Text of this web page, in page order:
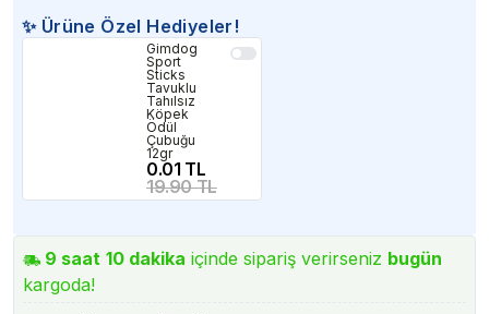
✨ Ürüne Özel Hediyeler!
Gimdog
Sport
Sticks
Tavuklu
Tahılsız
Köpek
Ödül
Çubuğu
12gr
0.01 TL
19.90 TL
9 saat 10 dakika içinde sipariş verirseniz bugün
kargoda!